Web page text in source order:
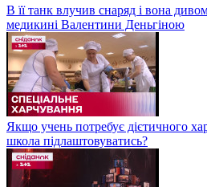
В її танк влучив снаряд і вона
медикині Валентини Деньгіною
Якщо учень потребує дієтичного
школа підлаштовуватись?